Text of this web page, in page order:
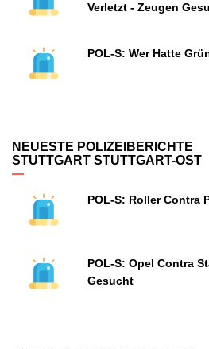
Verletzt - Zeugen
POL-S: Wer Hatte
NEUESTE POLIZEIBERICHTE
STUTTGART STUTTGART-OST
POL-S: Roller Contra
POL-S: Opel Contra
Gesucht